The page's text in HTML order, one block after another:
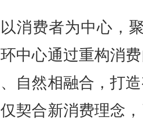
以消费者为中心，
环中心通过重构消
、自然相融合，打
仅契合新消费理念